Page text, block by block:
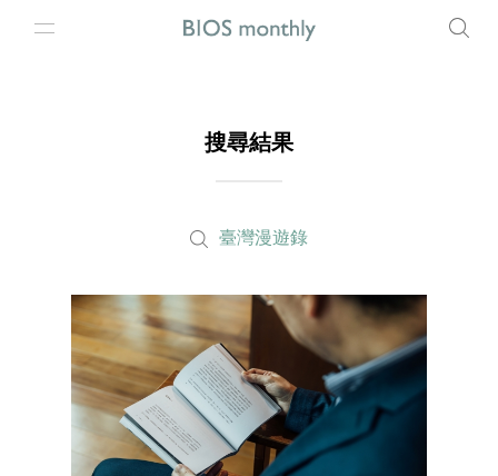
搜尋結果
臺灣漫遊錄